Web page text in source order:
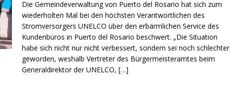
Die Gemeindeverwaltung von Puerto del Rosario hat sich zum
wiederholten Mal bei den höchsten Verantwortlichen des
Stromversorgers UNELCO über den erbärmlichen Service des
Kundenbüros in Puerto del Rosario beschwert. „Die Situation
habe sich nicht nur nicht verbessert, sondern sei noch schlechter
geworden, weshalb Vertreter des Bürgermeisteramtes beim
Generaldirektor der UNELCO, […]